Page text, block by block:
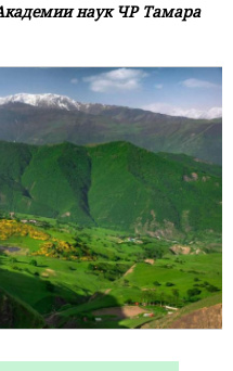
наук ЧР Тамара